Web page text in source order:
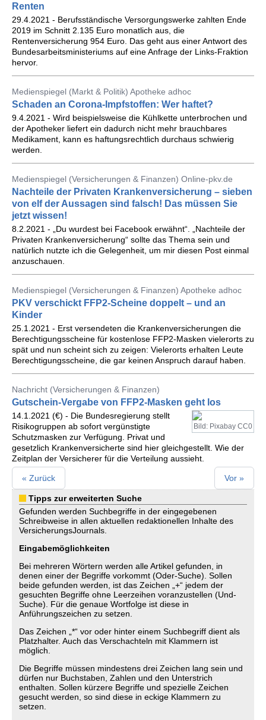
Renten
29.4.2021 - Berufsständische Versorgungswerke zahlten Ende
2019 im Schnitt 2.135 Euro monatlich aus, die
Rentenversicherung 954 Euro. Das geht aus einer Antwort des
Bundesarbeitsministeriums auf eine Anfrage der Links-Fraktion
hervor.
Medienspiegel (Markt & Politik) Apotheke adhoc
Schaden an Corona-Impfstoffen: Wer haftet?
9.4.2021 - Wird beispielsweise die Kühlkette unterbrochen und
der Apotheker liefert ein dadurch nicht mehr brauchbares
Medikament, kann es haftungsrechtlich durchaus schwierig
werden.
Medienspiegel (Versicherungen & Finanzen) Online-pkv.de
Nachteile der Privaten Krankenversicherung – sieben
von elf der Aussagen sind falsch! Das müssen Sie
jetzt wissen!
8.2.2021 - „Du wurdest bei Facebook erwähnt“. „Nachteile der
Privaten Krankenversicherung“ sollte das Thema sein und
natürlich nutzte ich die Gelegenheit, um mir diesen Post einmal
anzuschauen.
Medienspiegel (Versicherungen & Finanzen) Apotheke adhoc
PKV verschickt FFP2-Scheine doppelt – und an
Kinder
25.1.2021 - Erst versendeten die Krankenversicherungen die
Berechtigungsscheine für kostenlose FFP2-Masken vielerorts zu
spät und nun scheint sich zu zeigen: Vielerorts erhalten Leute
Berechtigungsscheine, die gar keinen Anspruch darauf haben.
Nachricht (Versicherungen & Finanzen)
Gutschein-Vergabe von FFP2-Masken geht los
Bild: Pixabay CC0
14.1.2021 (€) - Die Bundesregierung stellt
Risikogruppen ab sofort vergünstigte
Schutzmasken zur Verfügung. Privat und
gesetzlich Krankenversicherte sind hier gleichgestellt. Wie der
Zeitplan der Versicherer für die Verteilung aussieht.
« Zurück Vor »
Tipps zur erweiterten Suche
Gefunden werden Suchbegriffe in der eingegebenen
Schreibweise in allen aktuellen redaktionellen Inhalte des
VersicherungsJournals.
Eingabemöglichkeiten
Bei mehreren Wörtern werden alle Artikel gefunden, in
denen einer der Begriffe vorkommt (Oder-Suche). Sollen
beide gefunden werden, ist das Zeichen „+“ jedem der
gesuchten Begriffe ohne Leerzeihen voranzustellen (Und-
Suche). Für die genaue Wortfolge ist diese in
Anführungszeichen zu setzen.
Das Zeichen „*“ vor oder hinter einem Suchbegriff dient als
Platzhalter. Auch das Verschachteln mit Klammern ist
möglich.
Die Begriffe müssen mindestens drei Zeichen lang sein und
dürfen nur Buchstaben, Zahlen und den Unterstrich
enthalten. Sollen kürzere Begriffe und spezielle Zeichen
gesucht werden, so sind diese in eckige Klammern zu
setzen.